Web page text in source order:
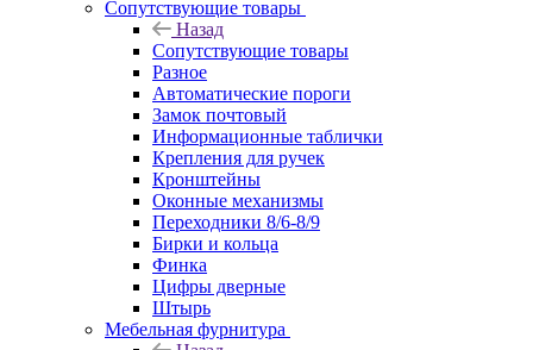
Сопутствующие товары
Назад
Сопутствующие товары
Разное
Автоматические пороги
Замок почтовый
Информационные таблички
Крепления для ручек
Кронштейны
Оконные механизмы
Переходники 8/6-8/9
Бирки и кольца
Финка
Цифры дверные
Штырь
Мебельная фурнитура